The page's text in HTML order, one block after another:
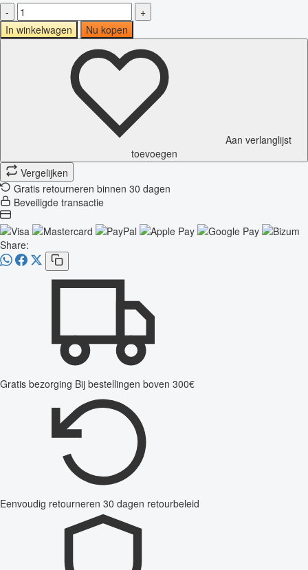
-
+
In winkelwagen
Nu kopen
Aan verlanglijst
toevoegen
Vergelijken
Gratis retourneren binnen 30 dagen
Beveiligde transactie
Share:
Gratis bezorging Bij bestellingen boven 300€
Eenvoudig retourneren 30 dagen retourbeleid